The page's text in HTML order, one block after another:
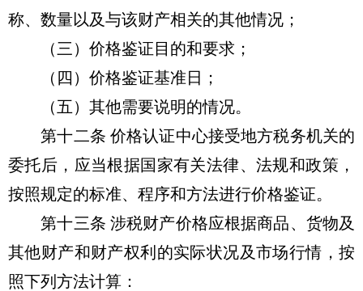
称、数量以及与该财产相关的其他情况；
（三）价格鉴证目的和要求；
（四）价格鉴证基准日；
（五）其他需要说明的情况。
第十二条 价格认证中心接受地方税务机关的
委托后，应当根据国家有关法律、法规和政策，
按照规定的标准、程序和方法进行价格鉴证。
第十三条 涉税财产价格应根据商品、货物及
其他财产和财产权利的实际状况及市场行情，按
照下列方法计算：